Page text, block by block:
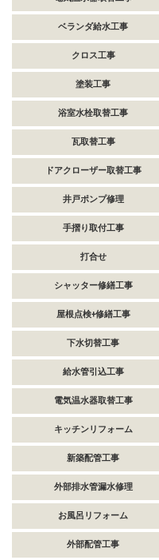
ベランダ給水工事
クロス工事
塗装工事
浴室水栓取替工事
瓦取替工事
ドアクローザー取替工事
井戸ポンプ修理
手摺り取付工事
打合せ
シャッター修繕工事
屋根点検+修繕工事
下水切替工事
給水管引込工事
電気温水器取替工事
キッチンリフォーム
新築配管工事
外部排水管漏水修理
お風呂リフォーム
外部配管工事